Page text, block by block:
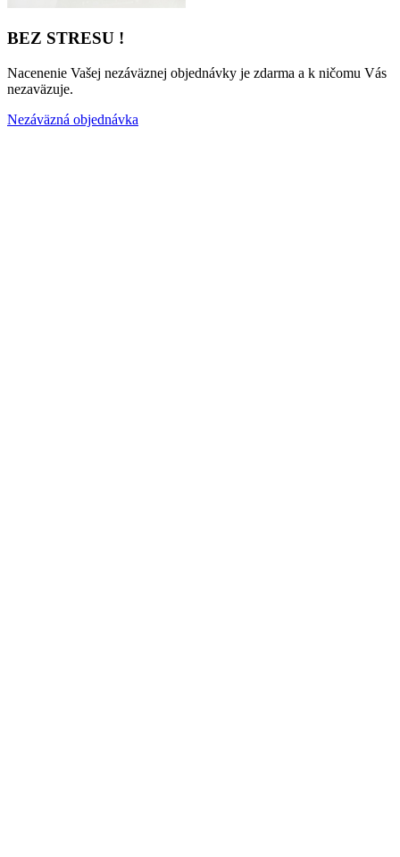
BEZ STRESU !
Nacenenie Vašej nezáväznej objednávky je zdarma a k ničomu Vás
nezaväzuje.
Nezáväzná objednávka